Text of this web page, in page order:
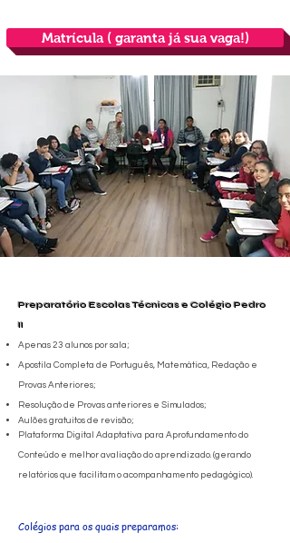
Matrícula ( garanta já sua vaga!)
Preparatório Escolas Técnicas e Colégio Pedro
II
Apenas 23 alunos por sala;
Apostila Completa de Português, Matemática, Redação e
Provas Anteriores;
Resolução de Provas anteriores e Simulados;
Aulões gratuitos de revisão;
Plataforma Digital Adaptativa para Aprofundamento do
Conteúdo e melhor avaliação do aprendizado. (gerando
relatórios que facilitam o acompanhamento pedagógico).
Colégios para os quais preparamos: